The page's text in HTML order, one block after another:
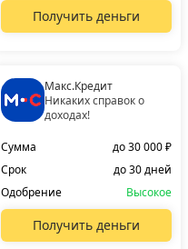
Получить деньги
Макс.Кредит
Никаких справок о
доходах!
Сумма
до 30 000 ₽
Срок
до 30 дней
Одобрение
Высокое
Получить деньги